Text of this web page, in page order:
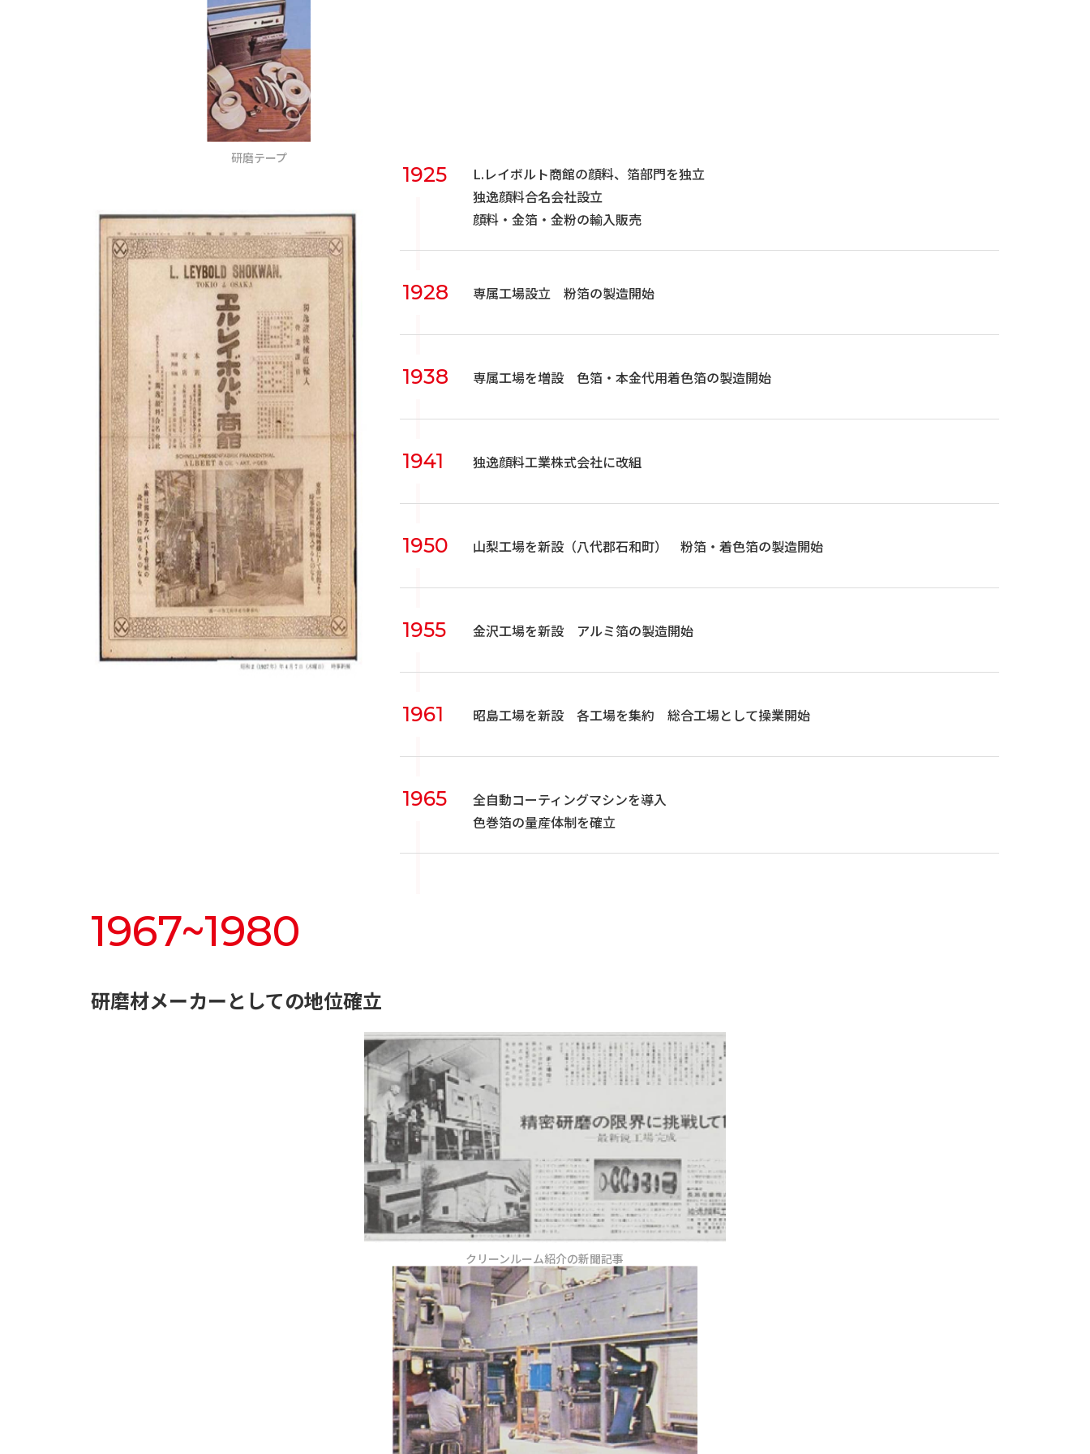
研磨テープ
1925
L.レイボルト商館の顔料、箔部門を独立
独逸顔料合名会社設立
顔料・金箔・金粉の輸入販売
1928 専属工場設立 粉箔の製造開始
1938 専属工場を増設 色箔・本金代用着色箔の製造開始
1941 独逸顔料工業株式会社に改組
1950 山梨工場を新設（八代郡石和町） 粉箔・着色箔の製造開始
1955 金沢工場を新設 アルミ箔の製造開始
1961 昭島工場を新設 各工場を集約 総合工場として操業開始
1965
全自動コーティングマシンを導入
色巻箔の量産体制を確立
1967~1980
研磨材メーカーとしての地位確立
クリーンルーム紹介の新聞記事